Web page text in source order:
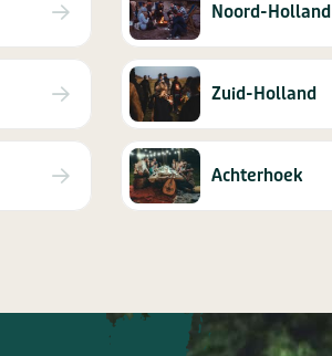
Noord-Holland
Zuid-Holland
Achterhoek